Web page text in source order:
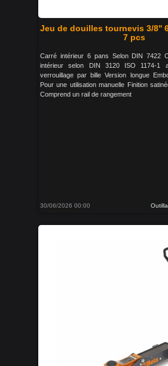
Jeu de douilles tournevis 3/8''
7 pcs
Carré intérieur 6 pans Selon DIN 7422
intérieur selon DIN 3120 ISO 1174-1
verrouillage par bille Version longue
Pour une utilisation manuelle Finition
Comprend un rail de rangement
30/06/2026 00:00